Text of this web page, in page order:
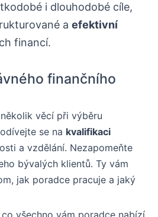
i dlouhodobé cíle,
a efektivní
financí.
finančního
věcí při výběru
se na kvalifikaci
a vzdělání. Nezapomeňte
bývalých klientů. Ty vám
jak poradce pracuje a jaký